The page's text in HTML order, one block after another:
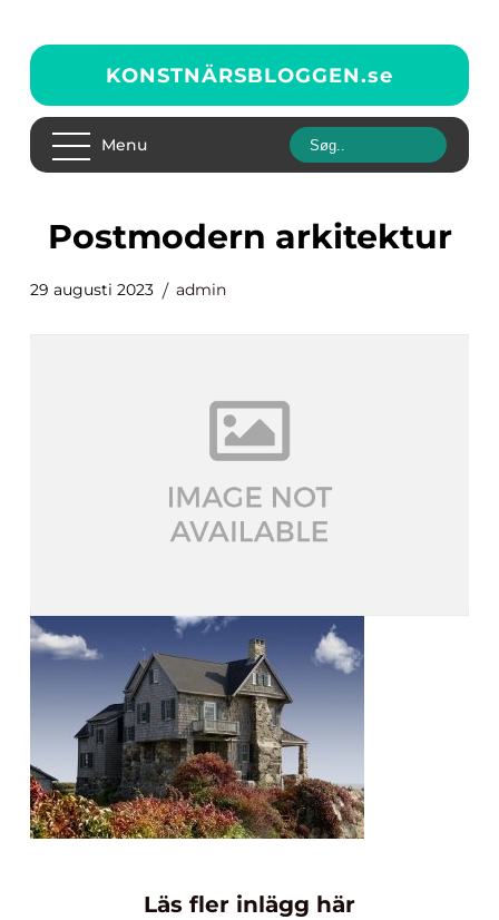
KONSTNÄRSBLOGGEN.se
Menu
postmodern arkitektur
29 augusti 2023 admin
Läs fler inlägg här